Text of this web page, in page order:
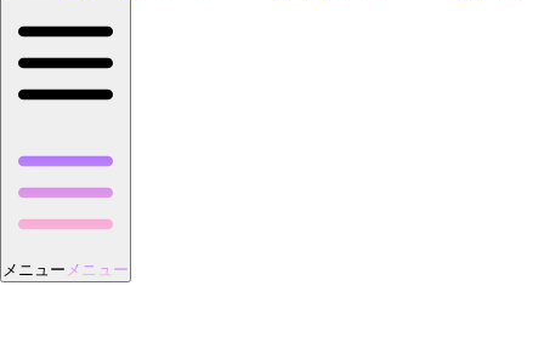
メニュー メニュー